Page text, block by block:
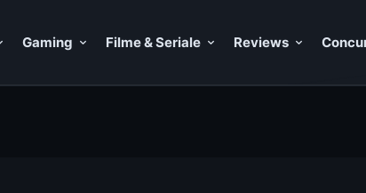
Gaming Filme & Seriale Reviews